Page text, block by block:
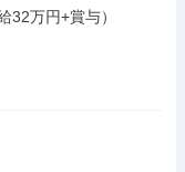
32万円+賞与）